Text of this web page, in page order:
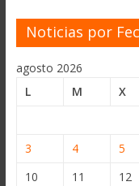
Noticias por
agosto 2026
L
M X
3
4 5
10
11 12